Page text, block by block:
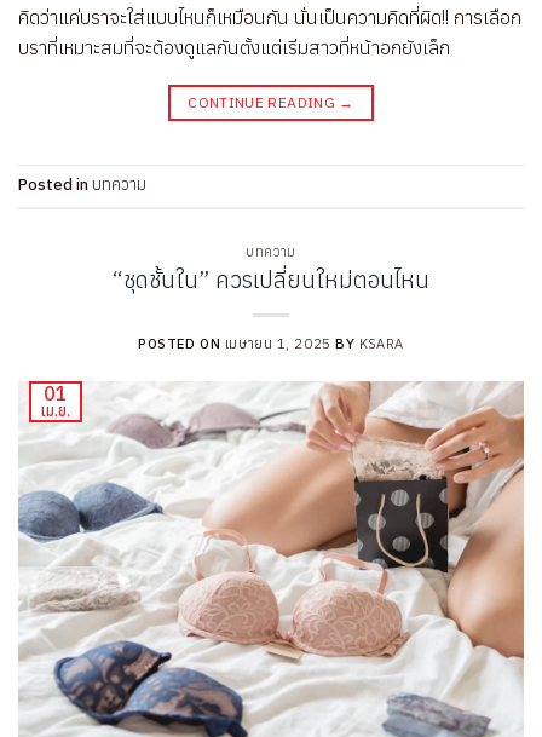
คิดว่าแค่บราจะใส่แบบไหนก็เหมือนกัน นั่นเป็นความคิดที่ผิด!! การเลือก
บราที่เหมาะสมที่จะต้องดูแลกันตั้งแต่เริ่มสาวที่หน้าอกยังเล็ก
CONTINUE READING →
Posted in บทความ
บทความ
“ชุดชั้นใน” ควรเปลี่ยนใหม่ตอนไหน
POSTED ON เมษายน 1, 2025 BY KSARA
01
เม.ย.